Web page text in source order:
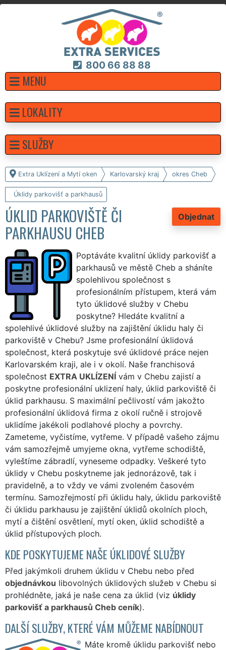
800 66 88 88
MENU
Extra Uklízení a Mytí oken Karlovarský kraj okres Cheb
Úklidy parkovišť a parkhausů
Objednat
ÚKLID PARKOVIŠTĚ ČI
PARKHAUSU CHEB
Poptáváte kvalitní úklidy parkovišť a
parkhausů ve městě Cheb a sháníte
spolehlivou společnost s
profesionálním přístupem, která vám
tyto úklidové služby v Chebu
poskytne? Hledáte kvalitní a
spolehlivé úklidové služby na zajištění úklidu haly či
parkoviště v Chebu? Jsme profesionální úklidová
společnost, která poskytuje své úklidové práce nejen
Karlovarském kraji, ale i v okolí. Naše franchisová
společnost EXTRA UKLÍZENÍ vám v Chebu zajistí a
poskytne profesionální uklizení haly, úklid parkoviště či
úklid parkhausu. S maximální pečlivostí vám jakožto
profesionální úklidová firma z okolí ručně i strojově
uklidíme jakékoli podlahové plochy a povrchy.
Zameteme, vyčistíme, vytřeme. V případě vašeho zájmu
vám samozřejmě umyjeme okna, vytřeme schodiště,
vyleštíme zábradlí, vyneseme odpadky. Veškeré tyto
úklidy v Chebu poskytneme jak jednorázově, tak i
pravidelně, a to vždy ve vámi zvoleném časovém
termínu. Samozřejmostí při úklidu haly, úklidu parkoviště
či úklidu parkhausu je zajištění úklidů okolních ploch,
mytí a čištění osvětlení, mytí oken, úklid schodiště a
úklid přístupových ploch.
KDE POSKYTUJEME NAŠE ÚKLIDOVÉ SLUŽBY
Před jakýmkoli druhem úklidu v Chebu nebo před
objednávkou libovolných úklidových služeb v Chebu si
prohlédněte, jaká je naše cena za úklid (viz úklidy
parkovišť a parkhausů Cheb ceník).
DALŠÍ SLUŽBY, KTERÉ VÁM MŮŽEME NABÍDNOUT
Máte kromě úklidu parkovišť nebo
LOKALITY
SLUŽBY